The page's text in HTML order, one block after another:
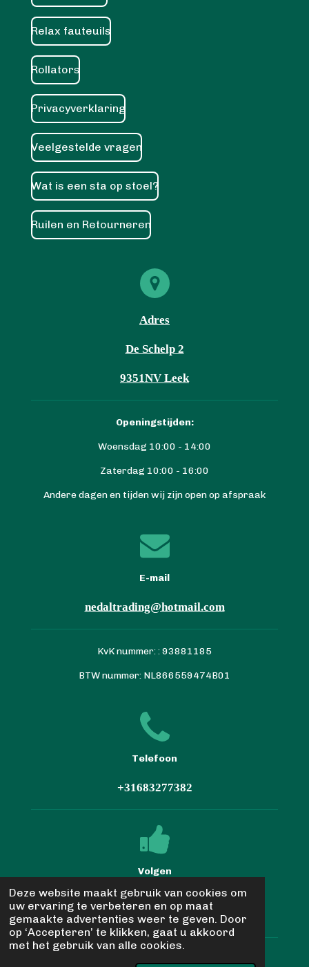
Deze website maakt gebruik van cookies om
uw ervaring te verbeteren en op maat
gemaakte advertenties weer te geven. Door
op ‘Accepteren’ te klikken, gaat u akkoord
met het gebruik van alle cookies.
Relax fauteuils
Rollators
Privacyverklaring
Veelgestelde vragen
Wat is een sta op stoel?
Ruilen en Retourneren
Adres
De Schelp 2
9351NV Leek
Openingstijden:
Woensdag 10:00 - 14:00
Zaterdag 10:00 - 16:00
Andere dagen en tijden wij zijn open op afspraak
E-mail
nedaltrading@hotmail.com
KvK nummer: : 93881185
BTW nummer: NL866559474B01
Telefoon
+31683277382
Volgen
F
a
c
e
W
h
a
t